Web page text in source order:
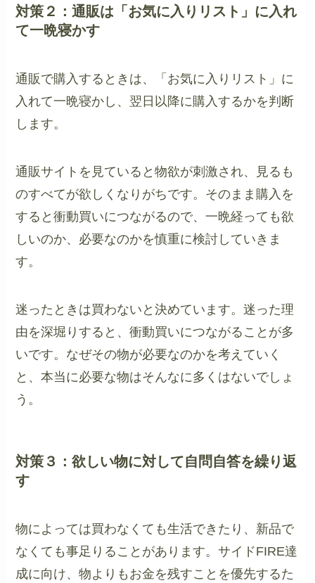
対策２：通販は「お気に入りリスト」に入れ
て一晩寝かす
通販で購入するときは、「お気に入りリスト」に
入れて一晩寝かし、翌日以降に購入するかを判断
します。
通販サイトを見ていると物欲が刺激され、見るも
のすべてが欲しくなりがちです。そのまま購入を
すると衝動買いにつながるので、一晩経っても欲
しいのか、必要なのかを慎重に検討していきま
す。
迷ったときは買わないと決めています。迷った理
由を深堀りすると、衝動買いにつながることが多
いです。なぜその物が必要なのかを考えていく
と、本当に必要な物はそんなに多くはないでしょ
う。
対策３：欲しい物に対して自問自答を繰り返
す
物によっては買わなくても生活できたり、新品で
なくても事足りることがあります。サイドFIRE達
成に向け、物よりもお金を残すことを優先するた